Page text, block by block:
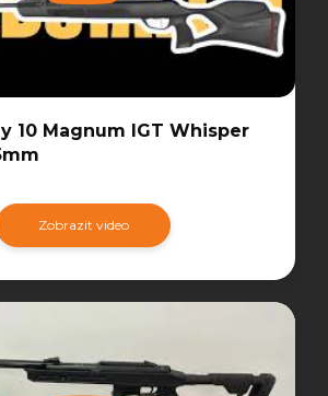
10 Magnum IGT Whisper
Zobrazit video